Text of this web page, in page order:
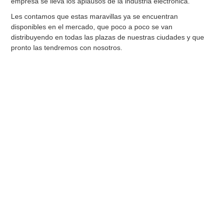
Les contamos que estas maravillas ya se encuentran
disponibles en el mercado, que poco a poco se van
distribuyendo en todas las plazas de nuestras ciudades y que
pronto las tendremos con nosotros.